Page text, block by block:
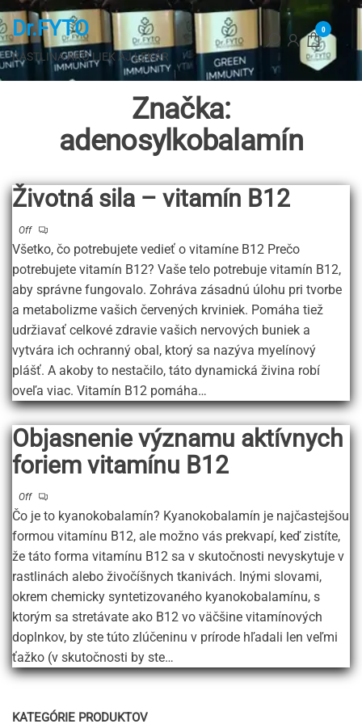
Preskočiť
na
hlavný
obsah
Dr.FYTO
RASTLINA AKO LIEK AJ LEKÁR
0
Značka:
adenosylkobalamín
Životná sila – vitamín B12
Off
Všetko, čo potrebujete vedieť o vitamíne B12 Prečo
potrebujete vitamín B12? Vaše telo potrebuje vitamín B12,
aby správne fungovalo. Zohráva zásadnú úlohu pri tvorbe
a metabolizme vašich červených krviniek. Pomáha tiež
udržiavať celkové zdravie vašich nervových buniek a
vytvára ich ochranný obal, ktorý sa nazýva myelínový
plášť. A akoby to nestačilo, táto dynamická živina robí
oveľa viac. Vitamín B12 pomáha…
Objasnenie významu aktívnych
foriem vitamínu B12
Off
Čo je to kyanokobalamín? Kyanokobalamín je najčastejšou
formou vitamínu B12, ale možno vás prekvapí, keď zistíte,
že táto forma vitamínu B12 sa v skutočnosti nevyskytuje v
rastlinách alebo živočíšnych tkanivách. Inými slovami,
okrem chemicky syntetizovaného kyanokobalamínu, s
ktorým sa stretávate ako B12 vo väčšine vitamínových
doplnkov, by ste túto zlúčeninu v prírode hľadali len veľmi
ťažko (v skutočnosti by ste…
KATEGÓRIE PRODUKTOV